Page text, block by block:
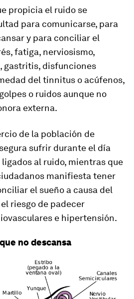
propicia el ruido se
para comunicarse, para
y para conciliar el
fatiga, nerviosismo,
gastritis, disfunciones
del tinnitus o acúfenos,
o ruidos aunque no
externa.
de la población de
sufrir durante el día
al ruido, mientras que
manifiesta tener
el sueño a causa del
riesgo de padecer
e hipertensión.
no descansa